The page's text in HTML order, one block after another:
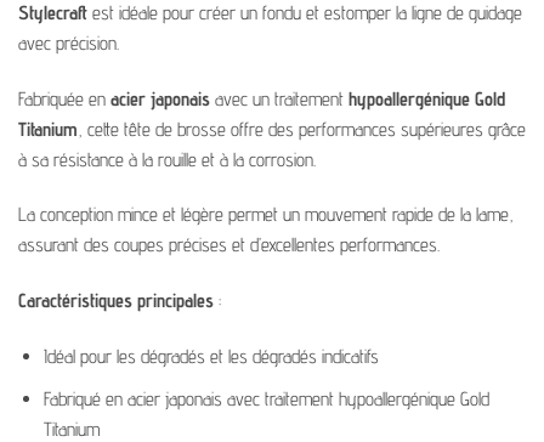
Stylecraft est idéale pour créer un fondu et estomper la ligne de guidage
avec précision.
Fabriquée en acier japonais avec un traitement hypoallergénique Gold
Titanium , cette tête de brosse offre des performances supérieures grâce
à sa résistance à la rouille et à la corrosion.
La conception mince et légère permet un mouvement rapide de la lame,
assurant des coupes précises et d’excellentes performances.
Caractéristiques principales :
Idéal pour les dégradés et les dégradés indicatifs
Fabriqué en acier japonais avec traitement hypoallergénique Gold
Titanium